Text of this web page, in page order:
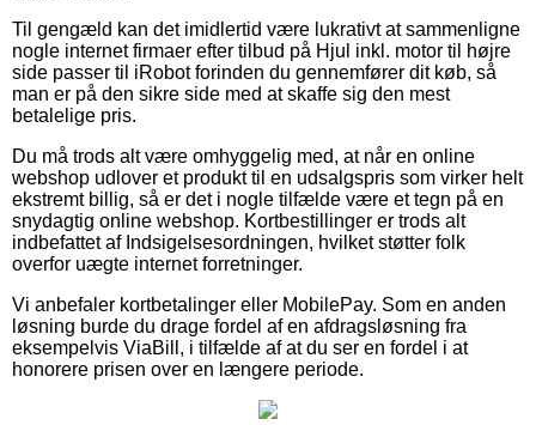
Til gengæld kan det imidlertid være lukrativt at sammenligne
nogle internet firmaer efter tilbud på Hjul inkl. motor til højre
side passer til iRobot forinden du gennemfører dit køb, så
man er på den sikre side med at skaffe sig den mest
betalelige pris.
Du må trods alt være omhyggelig med, at når en online
webshop udlover et produkt til en udsalgspris som virker helt
ekstremt billig, så er det i nogle tilfælde være et tegn på en
snydagtig online webshop. Kortbestillinger er trods alt
indbefattet af Indsigelsesordningen, hvilket støtter folk
overfor uægte internet forretninger.
Vi anbefaler kortbetalinger eller MobilePay. Som en anden
løsning burde du drage fordel af en afdragsløsning fra
eksempelvis ViaBill, i tilfælde af at du ser en fordel i at
honorere prisen over en længere periode.